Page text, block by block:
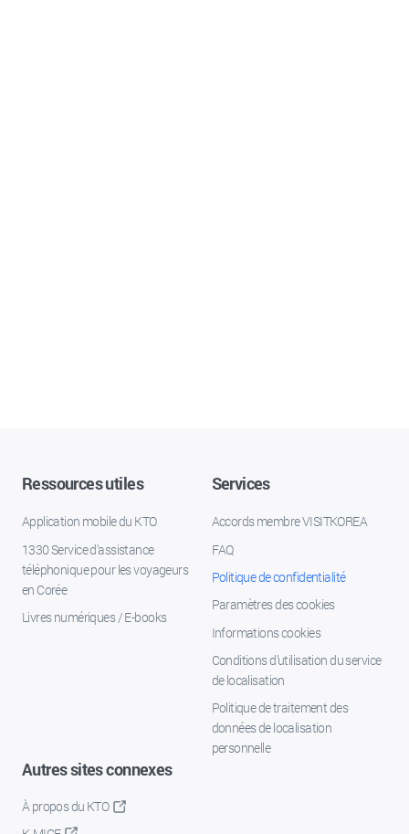
Ressources utiles
Application mobile du KTO
1330 Service d'assistance
téléphonique pour les voyageurs
en Corée
Livres numériques / E-books
Services
Accords membre VISITKOREA
FAQ
Politique de confidentialité
Paramètres des cookies
Informations cookies
Conditions d’utilisation du service
de localisation
Politique de traitement des
données de localisation
personnelle
Autres sites connexes
À propos du KTO